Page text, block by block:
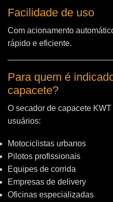
Facilidade de uso
Com acionamento
rápido e eficiente.
Para quem é
capacete?
O secador de capacete
usuários:
Motociclistas urbanos
Pilotos profissionais
Equipes de corrida
Empresas de delivery
Oficinas especializadas